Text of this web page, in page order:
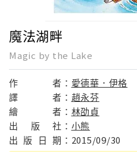
魔法湖畔
Magic by the Lake
作 者： 愛德華．伊格
譯
者： 趙永芬
繪
者： 林劭貞
出
版 社： 小熊
出 版 日 期： 2015/09/30